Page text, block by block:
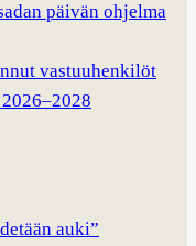
päivän ohjelma
vastuuhenkilöt
auki”